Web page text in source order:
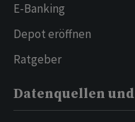
E-Banking
Depot eröffnen
Ratgeber
Datenquellen